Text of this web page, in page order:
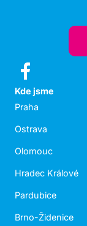
Kde jsme
Praha
Ostrava
Olomouc
Hradec Králové
Pardubice
Brno-Židenice